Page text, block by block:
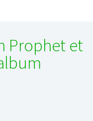
Prophet et